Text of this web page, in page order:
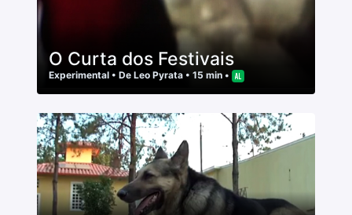
O Curta dos Festivais
Experimental • De Leo Pyrata • 15 min •